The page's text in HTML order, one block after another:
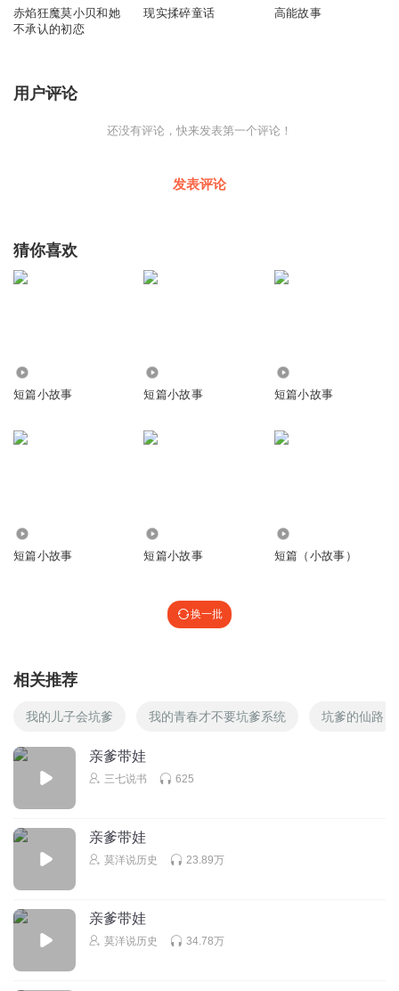
赤焰狂魔莫小贝和她
不承认的初恋
现实揉碎童话 高能故事
用户评论
还没有评论，快来发表第一个评论！
发表评论
猜你喜欢
短篇小故事 短篇小故事 短篇小故事
短篇小故事 短篇小故事 短篇（小故事）
换一批
相关推荐
我的儿子会坑爹 我的青春才不要坑爹系统 坑爹的仙路
亲爹带娃
三七说书 625
亲爹带娃
莫洋说历史 23.89万
亲爹带娃
莫洋说历史 34.78万